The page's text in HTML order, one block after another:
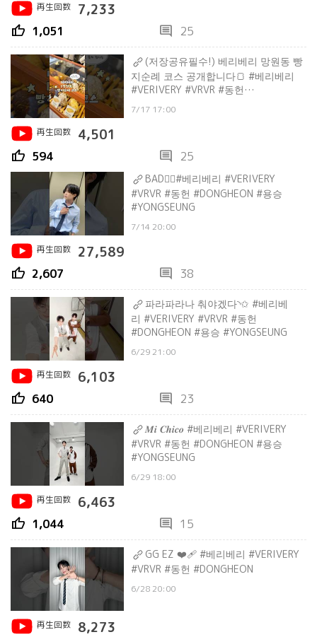
再生回数
7,233
thumb_up 1,051 comment 25
(저장공유필수!) 베리베리 망원동 빵
지순례 코스 공개합니다🍞 #베리베리
#VERIVERY #VRVR #동헌
7/17 17:00
再生回数
4,501
thumb_up 594 comment 25
BAD❤️‍🔥#베리베리 #VERIVERY
#VRVR #동헌 #DONGHEON #용승
#YONGSEUNG
7/14 20:00
再生回数
27,589
thumb_up 2,607 comment 38
파라파라나 춰야겠다◝✩ #베리베
리 #VERIVERY #VRVR #동헌
#DONGHEON #용승 #YONGSEUNG
6/29 21:00
再生回数
6,103
thumb_up 640 comment 23
𝑴𝒊 𝑪𝒉𝒊𝒄𝒐 #베리베리 #VERIVERY
#VRVR #동헌 #DONGHEON #용승
#YONGSEUNG
6/29 18:00
再生回数
6,463
thumb_up 1,044 comment 15
GG EZ ❤️‍🩹 #베리베리 #VERIVERY
#VRVR #동헌 #DONGHEON
6/28 20:00
再生回数 8,273